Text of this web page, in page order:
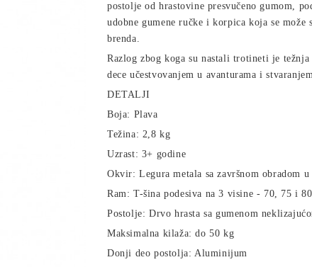
postolje od hrastovine presvučeno gumom,
udobne gumene ručke i korpica koja se
brenda.
Razlog zbog koga su nastali trotineti je
dece učestvovanjem u avanturama i
DETALJI
Boja: Plava
Težina: 2,8 kg
Uzrast: 3+ godine
Okvir: Legura metala sa završnom obradom
Ram: T-šina podesiva na 3 visine - 70, 75 i
Postolje: Drvo hrasta sa gumenom
Maksimalna kilaža: do 50 kg
Donji deo postolja: Aluminijum